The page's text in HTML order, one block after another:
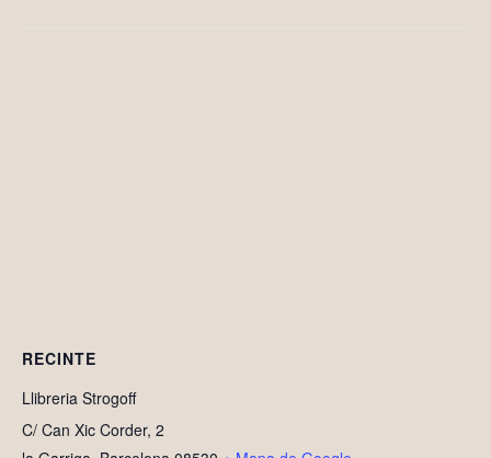
RECINTE
Llibreria Strogoff
C/ Can Xic Corder, 2